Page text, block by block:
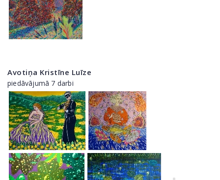
Avotiņa Kristīne Luīze
piedāvājumā 7 darbi